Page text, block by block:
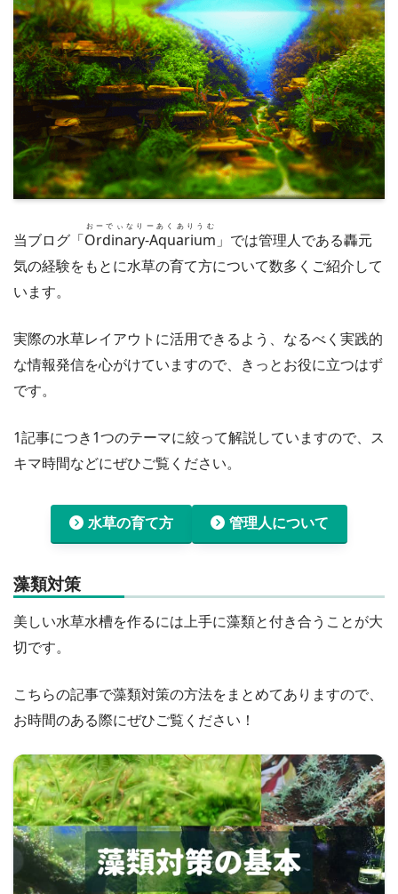
当ブログ「Ordinary-Aquarium
おーでぃなりーあくありうむ
」では管理人である轟元
気の経験をもとに水草の育て方について数多くご紹介して
います。
実際の水草レイアウトに活用できるよう、なるべく実践的
な情報発信を心がけていますので、きっとお役に立つはず
です。
1記事につき1つのテーマに絞って解説していますので、ス
キマ時間などにぜひご覧ください。
水草の育て方 管理人について
藻類対策
美しい水草水槽を作るには上手に藻類と付き合うことが大
切です。
こちらの記事で藻類対策の方法をまとめてありますので、
お時間のある際にぜひご覧ください！